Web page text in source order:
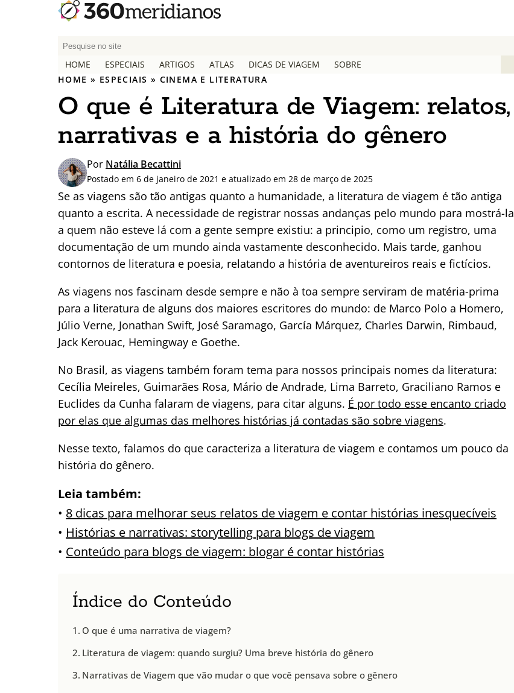
P
q
u
i
s
a
p
o
r
:
HOME ESPECIAIS ARTIGOS ATLAS DICAS DE VIAGEM SOBRE
HOME » ESPECIAIS » CINEMA E LITERATURA
O que é Literatura de Viagem: relatos,
narrativas e a história do gênero
Por Natália Becattini
Postado em 6 de janeiro de 2021 e atualizado em 28 de março de 2025
Se as viagens são tão antigas quanto a humanidade, a literatura de viagem é tão antiga
quanto a escrita. A necessidade de registrar nossas andanças pelo mundo para mostrá-la
a quem não esteve lá com a gente sempre existiu: a principio, como um registro, uma
documentação de um mundo ainda vastamente desconhecido. Mais tarde, ganhou
contornos de literatura e poesia, relatando a história de aventureiros reais e fictícios.
As viagens nos fascinam desde sempre e não à toa sempre serviram de matéria-prima
para a literatura de alguns dos maiores escritores do mundo: de Marco Polo a Homero,
Júlio Verne, Jonathan Swift, José Saramago, García Márquez, Charles Darwin, Rimbaud,
Jack Kerouac, Hemingway e Goethe.
No Brasil, as viagens também foram tema para nossos principais nomes da literatura:
Cecília Meireles, Guimarães Rosa, Mário de Andrade, Lima Barreto, Graciliano Ramos e
Euclides da Cunha falaram de viagens, para citar alguns. É por todo esse encanto criado
por elas que algumas das melhores histórias já contadas são sobre viagens.
Nesse texto, falamos do que caracteriza a literatura de viagem e contamos um pouco da
história do gênero.
Leia também:
• 8 dicas para melhorar seus relatos de viagem e contar histórias inesquecíveis
• Histórias e narrativas: storytelling para blogs de viagem
• Conteúdo para blogs de viagem: blogar é contar histórias
Índice do Conteúdo
O que é uma narrativa de viagem?
Literatura de viagem: quando surgiu? Uma breve história do gênero
Narrativas de Viagem que vão mudar o que você pensava sobre o gênero